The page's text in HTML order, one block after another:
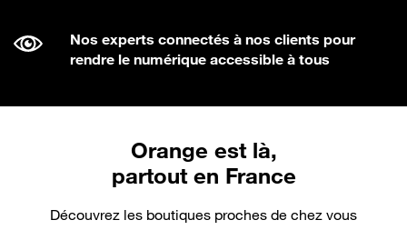
Nos experts connectés à nos clients pour
rendre le numérique accessible à tous
Orange est là,
partout en France
Découvrez les boutiques proches de chez vous